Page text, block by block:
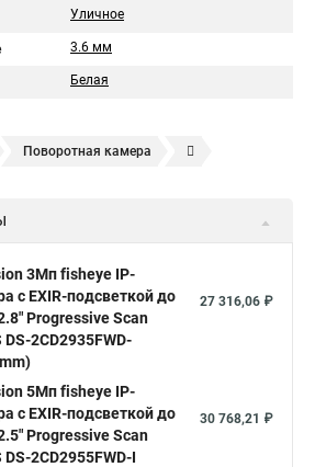
Уличное
3.6 мм
Белая
Поворотная камера
hikvision
Hikvision уличная ip камера
poe
Hikvision camera Hikvision 2cd1148 i b
Ip видеокамеры
3Мп fisheye IP-
c EXIR-подсветкой до
Progressive Scan
DS-2CD2935FWD-
27 316,06 ₽
5Мп fisheye IP-
c EXIR-подсветкой до
Progressive Scan
DS-2CD2955FWD-I
30 768,21 ₽